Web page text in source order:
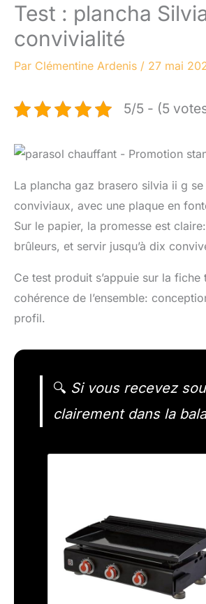
Test : plancha
convivialité
Par Clémentine Ardenis / 27 mai
5/5 - (5
La plancha gaz brasero silvia ii g
conviviaux, avec une plaque en
Sur le papier, la promesse est
brûleurs, et servir jusqu’à dix
Ce test produit s’appuie sur la
cohérence de l’ensemble:
profil.
🔍 Si vous recevez
clairement dans la